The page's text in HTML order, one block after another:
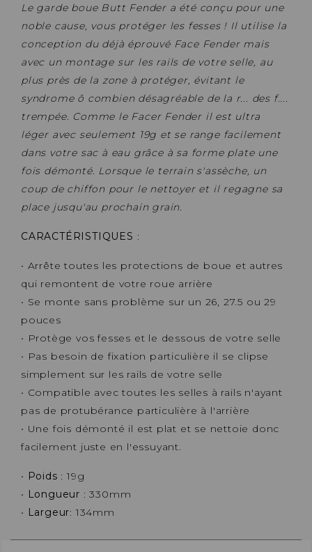
Le garde boue Butt Fender a été conçu pour une
noble cause, vous protéger les fesses ! Il utilise la
conception du déjà éprouvé Face Fender mais
avec un montage sur les rails de votre selle, au
plus près de la zone à protéger, évitant le
syndrome ô combien désagréable de la r... des f....
trempée. Comme le Facer Fender il est ultra
léger avec seulement 19g et se range facilement
dans votre sac à eau grâce à sa forme plate une
fois démonté. Lorsque le terrain s'assèche, un
coup de chiffon pour le nettoyer et il regagne sa
place jusqu'au prochain grain.
CARACTÉRISTIQUES :
• Arrête toutes les protections de boue et autres
qui remontent de votre roue arrière
• Se monte sans problème sur un 26, 27.5 ou 29
pouces
• Protège vos fesses et le dessous de votre selle
• Pas besoin de fixation particulière il se clipse
simplement sur les rails de votre selle
• Compatible avec toutes les selles à rails n'ayant
pas de protubérance particulière à l'arrière
• Une fois démonté il est plat et se nettoie donc
facilement juste en l'essuyant.
• Poids : 19g
• Longueur : 330mm
• Largeur: 134mm